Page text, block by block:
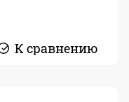
К сравнению